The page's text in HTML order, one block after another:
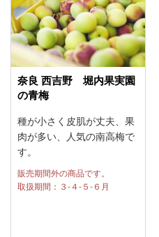
奈良 西吉野 堀内果実園
の青梅
種が小さく皮肌が丈夫、果
肉が多い、人気の南高梅で
す。
販売期間外の商品です。
取扱期間：３-４-５-６月